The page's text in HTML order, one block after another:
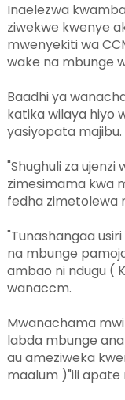
Inaelezwa
ziwekwe kwenye
mwenyekiti wa
wake na mbunge
Baadhi ya
katika wilaya hiyo
yasiyopata majibu.
"Shughuli za ujenzi
zimesimama kwa
fedha zimetolewa
"Tunashangaa
na mbunge
ambao ni ndugu (
wanaccm.
Mwanachama
labda mbunge
au ameziweka
maalum )"ili apate